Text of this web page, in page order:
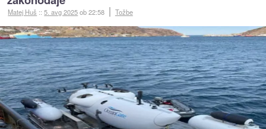
Matej Huš ::5. avg 2025ob 22:58 Tožbe